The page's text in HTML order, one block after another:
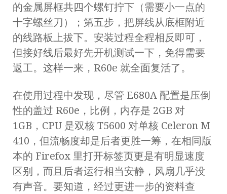
的金属屏框共四个螺钉拧下（需要小一点的
十字螺丝刀）；第五步，把屏线从底框附近
的线路板上拔下。安装过程全程相反即可，
但接好线后最好先开机测试一下，免得需要
返工。这样一来，R60e 就全面复活了。
在使用过程中发现，尽管 E680A 配置是压倒
性的盖过 R60e，比例，内存是 2GB 对
1GB，CPU 是双核 T5600 对单核 Celeron M
410，但流畅度却是后者更胜一筹，在相同版
本的 Firefox 里打开标签页更是有明显速度
区别，而且后者运行相当安静，风扇几乎没
有声音。要知道，经过更进一步的资料查